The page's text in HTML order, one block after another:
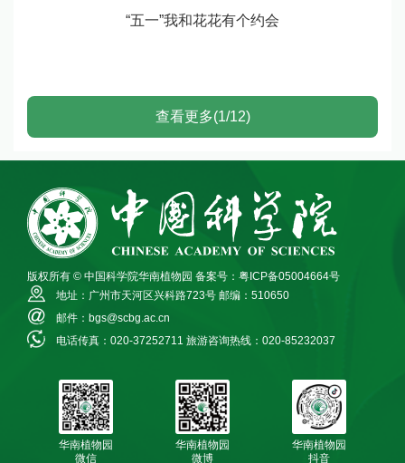
“五一”我和花花有个约会
查看更多(1/12)
版权所有 © 中国科学院华南植物园 备案号：粤ICP备05004664号
地址：广州市天河区兴科路723号 邮编：510650
邮件：bgs@scbg.ac.cn
电话传真：020-37252711 旅游咨询热线：020-85232037
华南植物园
微信
华南植物园
微博
华南植物园
抖音